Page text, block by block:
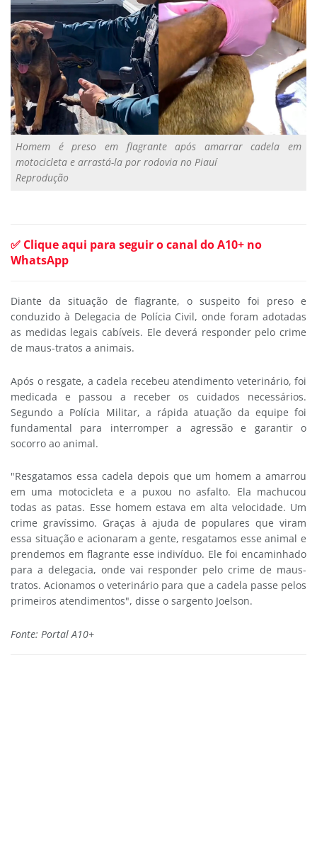
Homem é preso em flagrante após amarrar cadela em
motocicleta e arrastá-la por rodovia no Piauí
Reprodução
✅ Clique aqui para seguir o canal do A10+ no
WhatsApp
Diante da situação de flagrante, o suspeito foi preso e
conduzido à Delegacia de Polícia Civil, onde foram adotadas
as medidas legais cabíveis. Ele deverá responder pelo crime
de maus-tratos a animais.
Após o resgate, a cadela recebeu atendimento veterinário, foi
medicada e passou a receber os cuidados necessários.
Segundo a Polícia Militar, a rápida atuação da equipe foi
fundamental para interromper a agressão e garantir o
socorro ao animal.
"Resgatamos essa cadela depois que um homem a amarrou
em uma motocicleta e a puxou no asfalto. Ela machucou
todas as patas. Esse homem estava em alta velocidade. Um
crime gravíssimo. Graças à ajuda de populares que viram
essa situação e acionaram a gente, resgatamos esse animal e
prendemos em flagrante esse indivíduo. Ele foi encaminhado
para a delegacia, onde vai responder pelo crime de maus-
tratos. Acionamos o veterinário para que a cadela passe pelos
primeiros atendimentos", disse o sargento Joelson.
Fonte: Portal A10+